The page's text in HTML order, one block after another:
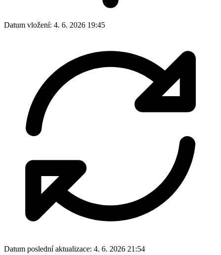
Datum vložení: 4. 6. 2026 19:45
Datum poslední aktualizace: 4. 6. 2026 21:54